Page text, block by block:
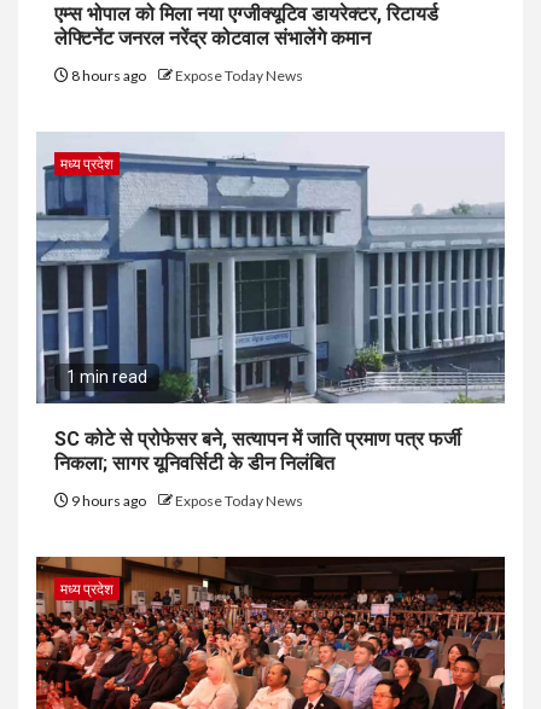
एम्स भोपाल को मिला नया एग्जीक्यूटिव डायरेक्टर, रिटायर्ड
लेफ्टिनेंट जनरल नरेंद्र कोटवाल संभालेंगे कमान
8 hours ago Expose Today News
मध्य प्रदेश
1 min read
SC कोटे से प्रोफेसर बने, सत्यापन में जाति प्रमाण पत्र फर्जी
निकला; सागर यूनिवर्सिटी के डीन निलंबित
9 hours ago Expose Today News
मध्य प्रदेश